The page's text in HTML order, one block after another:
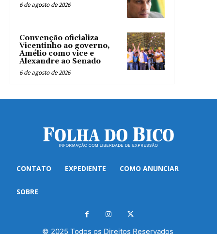
6 de agosto de 2026
Convenção oficializa
Vicentinho ao governo,
Amélio como vice e
Alexandre ao Senado
6 de agosto de 2026
CONTATO EXPEDIENTE COMO ANUNCIAR
SOBRE
© 2025 Todos os Direitos Reservados